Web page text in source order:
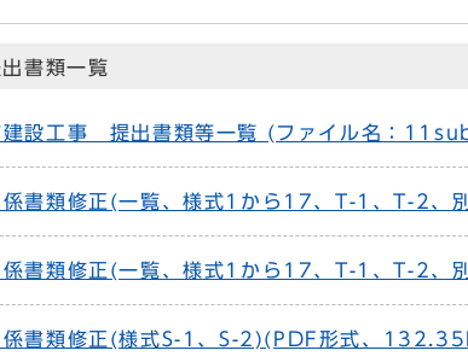
書類一覧
建設工事 提出書類等一覧 (ファイル名：
係書類修正(一覧、様式1から17、T-1、T-2
係書類修正(一覧、様式1から17、T-1、T-2
係書類修正(様式S-1、S-2)(PDF形式、